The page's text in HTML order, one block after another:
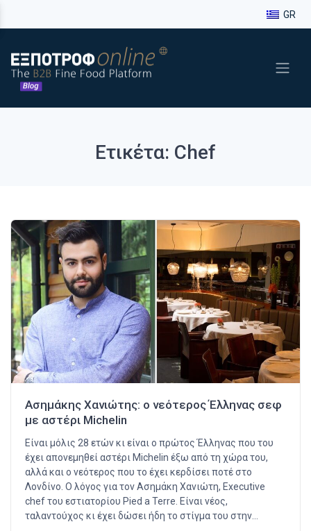
GR
Ετικέτα: Chef
Ασημάκης Χανιώτης: ο νεότερος Έλληνας σεφ
με αστέρι Michelin
Είναι μόλις 28 ετών κι είναι ο πρώτος Έλληνας που του
έχει απονεμηθεί αστέρι Michelin έξω από τη χώρα του,
αλλά και ο νεότερος που το έχει κερδίσει ποτέ στο
Λονδίνο. Ο λόγος για τον Ασημάκη Χανιώτη, Executive
chef του εστιατορίου Pied a Terre. Είναι νέος,
ταλαντούχος κι έχει δώσει ήδη το στίγμα του στην…